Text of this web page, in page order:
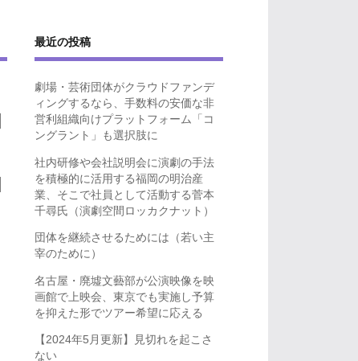
最近の投稿
劇場・芸術団体がクラウドファンデ
ィングするなら、手数料の安価な非
営利組織向けプラットフォーム「コ
ングラント」も選択肢に
社内研修や会社説明会に演劇の手法
を積極的に活用する福岡の明治産
業、そこで社員として活動する菅本
千尋氏（演劇空間ロッカクナット）
団体を継続させるためには（若い主
宰のために）
名古屋・廃墟文藝部が公演映像を映
画館で上映会、東京でも実施し予算
を抑えた形でツアー希望に応える
【2024年5月更新】見切れを起こさ
ない